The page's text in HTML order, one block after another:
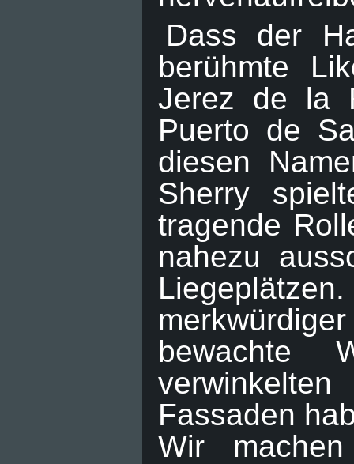
Dass der
berühmte
Jerez de la
Puerto de
diesen
Sherry
tragende
nahezu
bewachte
Fassaden
Wir